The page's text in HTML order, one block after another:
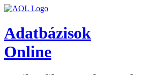
Adatbázisok
Online